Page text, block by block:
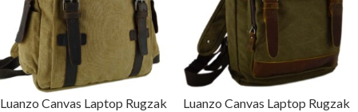
Luanzo Canvas Laptop Rugzak
Luanzo Canvas Laptop Rugzak